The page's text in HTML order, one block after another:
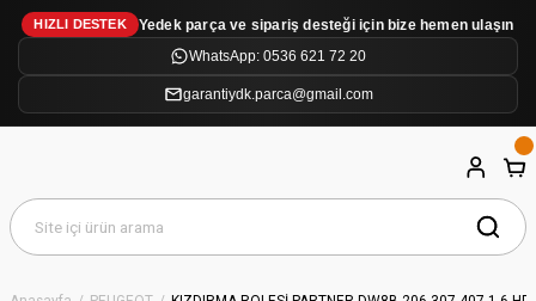
HIZLI DESTEK
Yedek parça ve sipariş desteği için bize hemen ulaşın
WhatsApp: 0536 621 72 20
garantiydk.parca@gmail.com